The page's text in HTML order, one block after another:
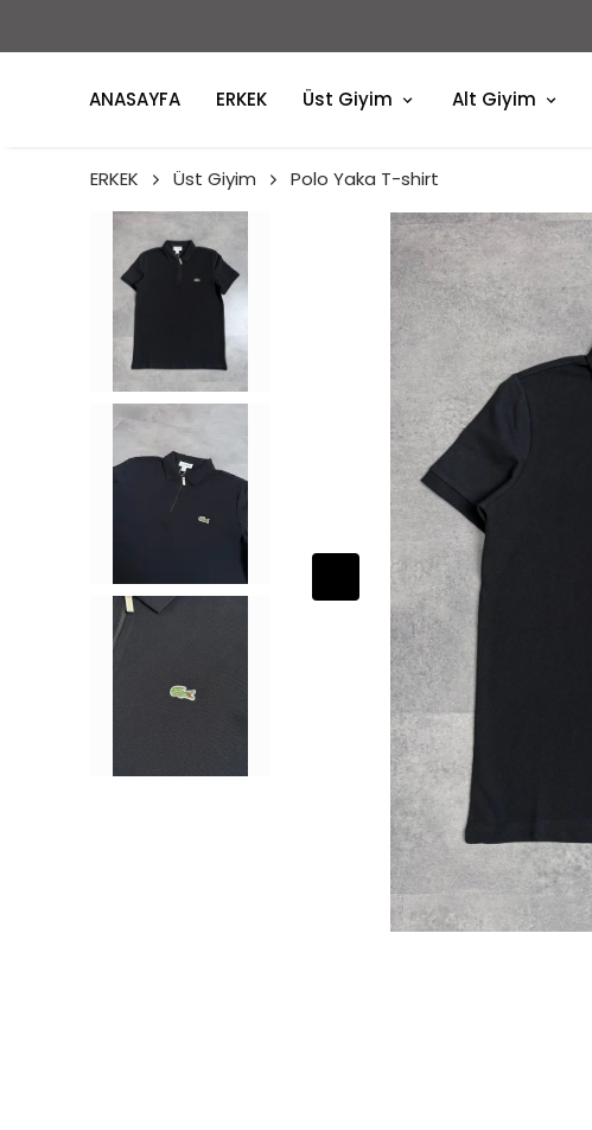
ANASAYFA ERKEK Üst Giyim Alt Giyim
ERKEK Üst Giyim Polo Yaka T-shirt